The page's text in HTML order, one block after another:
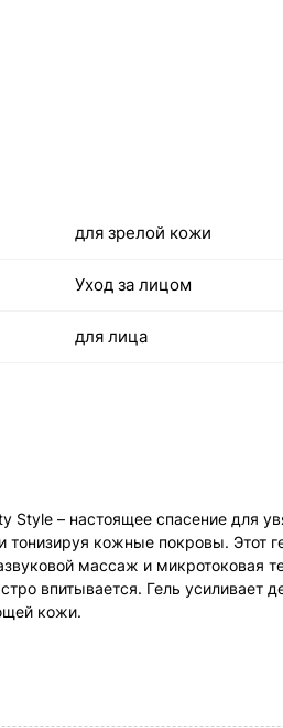
для зрелой кожи
Уход за лицом
для лица
Style – настоящее спасение
кожные покровы.
массаж и микротоковая
впитывается. Гель усиливает
кожи.